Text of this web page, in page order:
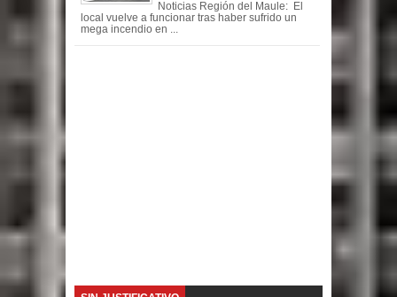
Noticias Región del Maule: El
local vuelve a funcionar tras haber sufrido un
mega incendio en ...